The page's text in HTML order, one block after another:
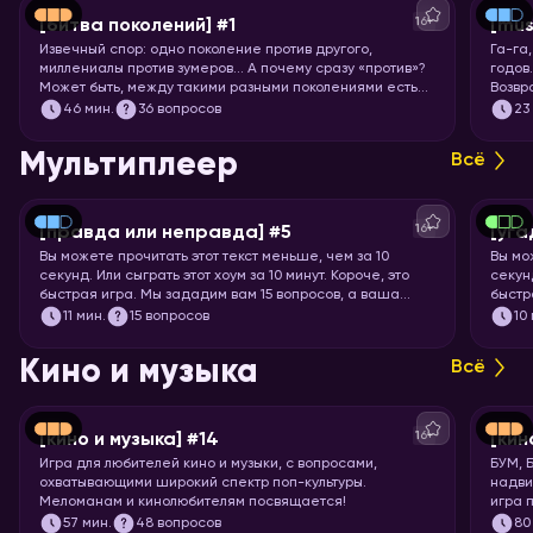
[битва поколений] #1 16+
Извечный спор: одно поколение против другого,
миллениалы против зумеров… А почему сразу «против»?
Может быть, между такими разными поколениями есть
что-то общее? Попробуем понять друг друга и
46 мин. 36 вопросов
Га-
игры!
23
Мультиплеер Всё
[правда или неправда] #5 16+
Вы можете прочитать этот текст меньше, чем за 10
секунд. Или сыграть этот хоум за 10 минут. Короче, это
быстрая игра. Мы зададим вам 15 вопросов, а ваша
задача – угадать, правда это или нет.
11 мин. 15 вопросов
Вы
10
Кино и музыка Всё
[кино и музыка] #14 16+
Игра для любителей кино и музыки, с вопросами,
охватывающими широкий спектр поп-культуры.
Меломанам и кинолюбителям посвящается!
57 мин. 48 вопросов
БУМ,
игра
Вас80